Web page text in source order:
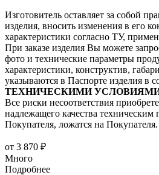
Изготовитель оставляет за собой
изделия, вносить изменения в его
характеристики согласно ТУ,
При заказе изделия Вы можете
фото и технические параметры
характеристики, конструктив,
указываются в Паспорте изделия в
ТЕХНИЧЕСКИМИ
Все риски несоответствия
надлежащего качества техническим
Покупателя, ложатся на Покупателя.
от 3 870 ₽
Много
Подробнее